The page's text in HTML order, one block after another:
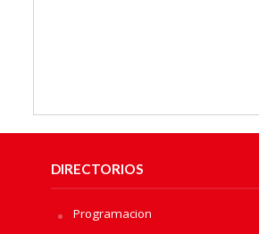
DIRECTORIOS
Programacion